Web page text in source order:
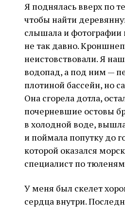
Я поднялась вверх по
чтобы найти
слышала и фотографии
не так давно.
неистовствовали. Я
водопад, а под ним —
плотиной бассейн, но
Она сгорела дотла,
почерневшие остовы
в холодной воде,
и поймала попутку до
которой оказался
специалист по
У меня был скелет
сердца внутри.